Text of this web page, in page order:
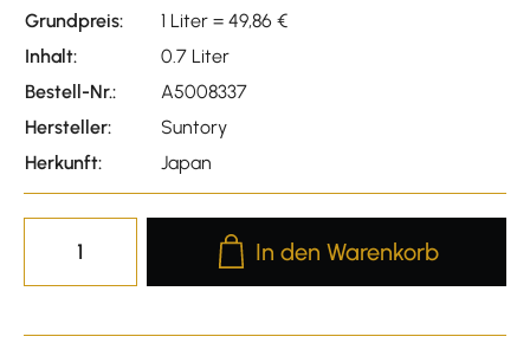
Grundpreis:
1 Liter = 49,86 €
Inhalt:
0.7 Liter
Bestell-Nr.:
A5008337
Hersteller:
Suntory
Herkunft:
Japan
Produkt Anzahl: Gib den
In den Warenkorb